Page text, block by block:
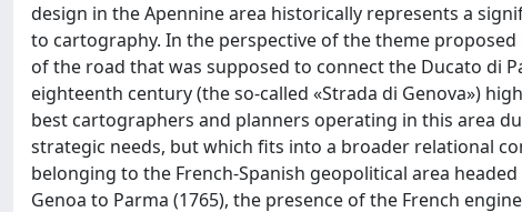
design in the Apennine area historically represents a
to cartography. In the perspective of the theme
of the road that was supposed to connect the Ducato di
eighteenth century (the so-called «Strada di Genova»)
best cartographers and planners operating in this area
strategic needs, but which fits into a broader relational
belonging to the French-Spanish geopolitical area
Genoa to Parma (1765), the presence of the French